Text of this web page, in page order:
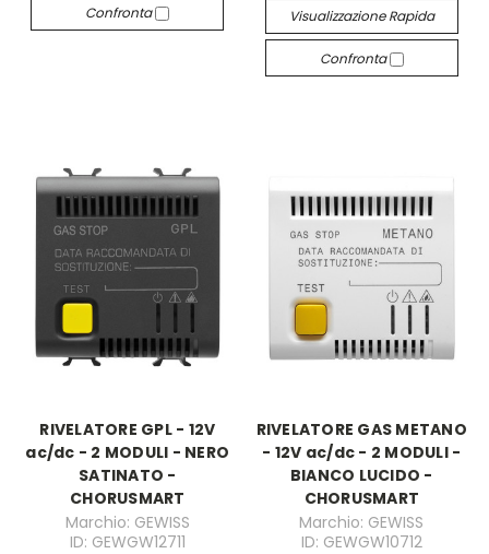
Confronta Visualizzazione Rapida
Confronta
RIVELATORE GPL - 12V
ac/dc - 2 MODULI - NERO
SATINATO -
CHORUSMART
Marchio: GEWISS
ID: GEWGW12711
RIVELATORE GAS METANO
- 12V ac/dc - 2 MODULI -
BIANCO LUCIDO -
CHORUSMART
Marchio: GEWISS
ID: GEWGW10712